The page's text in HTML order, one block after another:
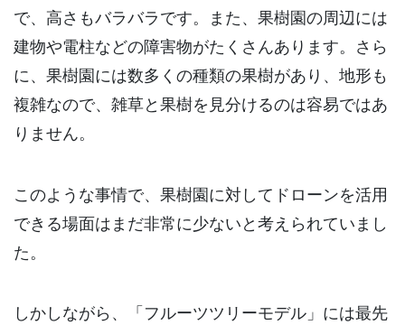
で、高さもバラバラです。また、果樹園の周辺には
建物や電柱などの障害物がたくさんあります。さら
に、果樹園には数多くの種類の果樹があり、地形も
複雑なので、雑草と果樹を見分けるのは容易ではあ
りません。
このような事情で、果樹園に対してドローンを活用
できる場面はまだ非常に少ないと考えられていまし
た。
しかしながら、「フルーツツリーモデル」には最先